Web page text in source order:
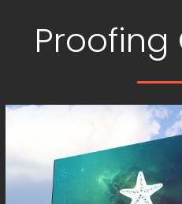
Proofing